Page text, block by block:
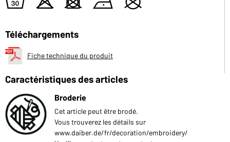
Téléchargements
Fiche technique du produit
Caractéristiques des articles
Broderie
Cet article peut être brodé.
Vous trouverez les détails sur
www.daiber.de/fr/decoration/embroidery/